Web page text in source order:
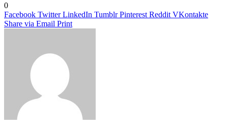
0
Facebook Twitter LinkedIn Tumblr Pinterest Reddit VKontakte
Share via Email Print